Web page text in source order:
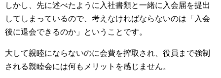
しかし、先に述べたように入社書類と一緒に入会届を提出
してしまっているので、考えなければならないのは「入会
後に退会できるのか」ということです。
大して親睦にならないのに会費を搾取され、役員まで強制
される親睦会には何もメリットを感じません。